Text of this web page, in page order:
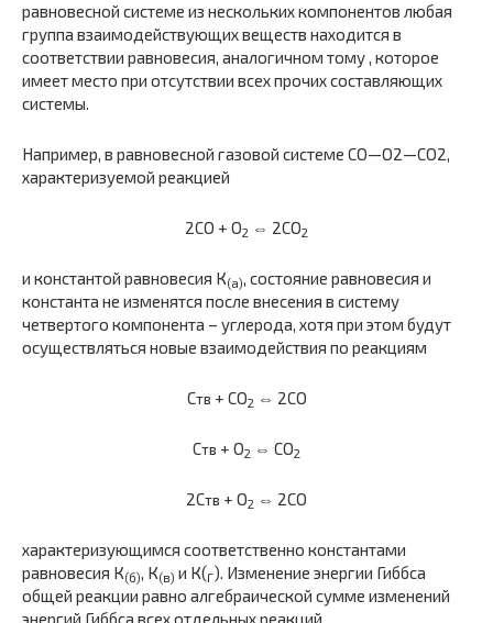
равновесной системе из нескольких компонентов любая
группа взаимодействующих веществ находится в
соответствии равновесия, аналогичном тому , которое
имеет место при отсутствии всех прочих составляющих
системы.
Например, в равновес­ной газовой системе СО—О2—СО2,
характеризуемой реакцией
2СО + О2 ⇔ 2СО2
и константой равновесия К(а), состояние равновесия и
константа не изменятся после внесения в систему
четвертого компонента – угле­рода, хотя при этом будут
осуществляться новые взаимодействия по реакциям
Ств + СО2 ⇔ 2СО
Ств + О2 ⇔ СО2
2Ств + О2 ⇔ 2СО
характеризующимся соответственно константами
равновесия К(б), К(в) и К(Г). Изменение энергии Гиббса
общей реакции равно алгебра­ической сумме изменений
энергий Гиббса всех отдельных реакций.